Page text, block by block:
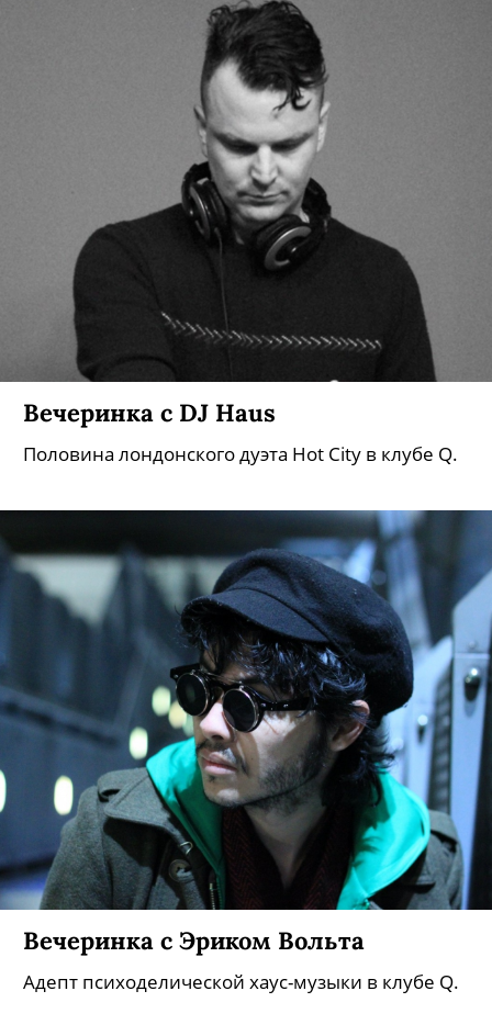
Вечеринка с DJ Haus
Половина лондонского дуэта Hot City в клубе Q.
Вечеринка с Эриком Вольта
Адепт психоделической хаус-музыки в клубе Q.